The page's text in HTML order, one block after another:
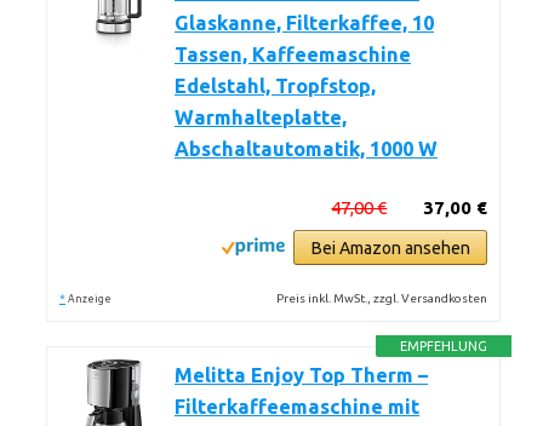
Glaskanne, Filterkaffee, 10
Tassen, Kaffeemaschine
Edelstahl, Tropfstop,
Warmhalteplatte,
Abschaltautomatik, 1000 W
37,00 €
47,00 €
Bei Amazon ansehen
* Anzeige Preis inkl. MwSt., zzgl. Versandkosten
EMPFEHLUNG
Melitta Enjoy Top Therm –
Filterkaffeemaschine mit